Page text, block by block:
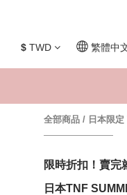
$ TWD 繁體中
全部商品 / 日本限
限時折扣！賣完
日本TNF